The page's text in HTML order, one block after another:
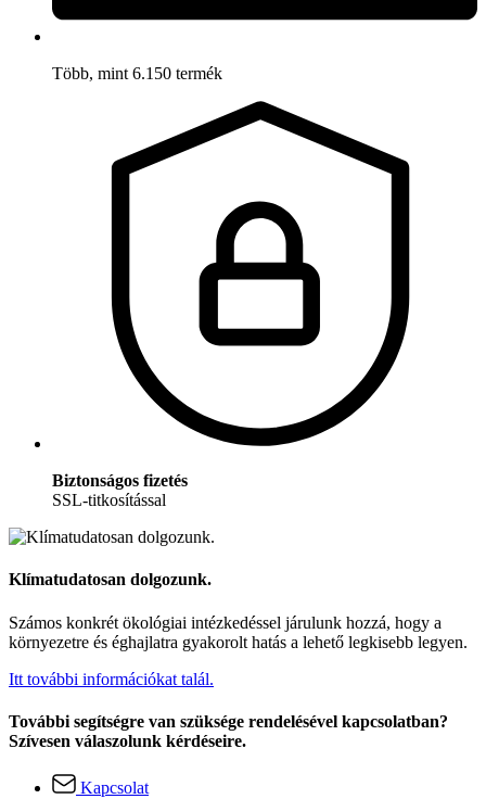
Több, mint 6.150 termék
Biztonságos fizetés
SSL-titkosítással
Klímatudatosan dolgozunk.
Számos konkrét ökológiai intézkedéssel járulunk hozzá, hogy a
környezetre és éghajlatra gyakorolt hatás a lehető legkisebb legyen.
Itt további információkat talál.
További segítségre van szüksége rendelésével kapcsolatban?
Szívesen válaszolunk kérdéseire.
Kapcsolat